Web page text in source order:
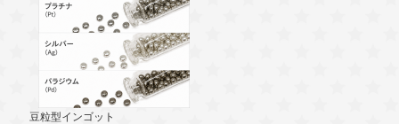
豆粒型インゴット